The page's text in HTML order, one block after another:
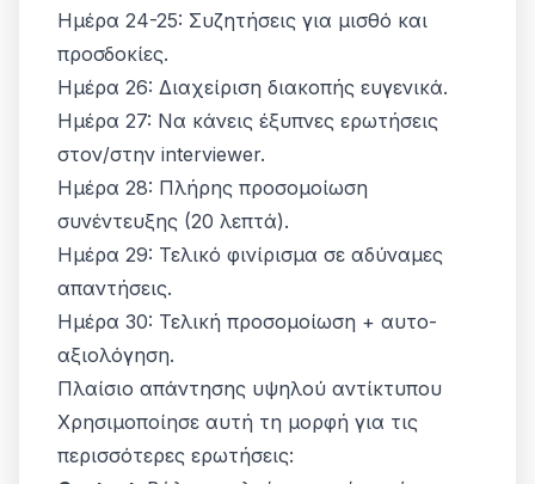
Ημέρα 24-25: Συζητήσεις για μισθό και
προσδοκίες.
Ημέρα 26: Διαχείριση διακοπής ευγενικά.
Ημέρα 27: Να κάνεις έξυπνες ερωτήσεις
στον/στην interviewer.
Ημέρα 28: Πλήρης προσομοίωση
συνέντευξης (20 λεπτά).
Ημέρα 29: Τελικό φινίρισμα σε αδύναμες
απαντήσεις.
Ημέρα 30: Τελική προσομοίωση + αυτο-
αξιολόγηση.
Πλαίσιο απάντησης υψηλού αντίκτυπου
Χρησιμοποίησε αυτή τη μορφή για τις
περισσότερες ερωτήσεις: